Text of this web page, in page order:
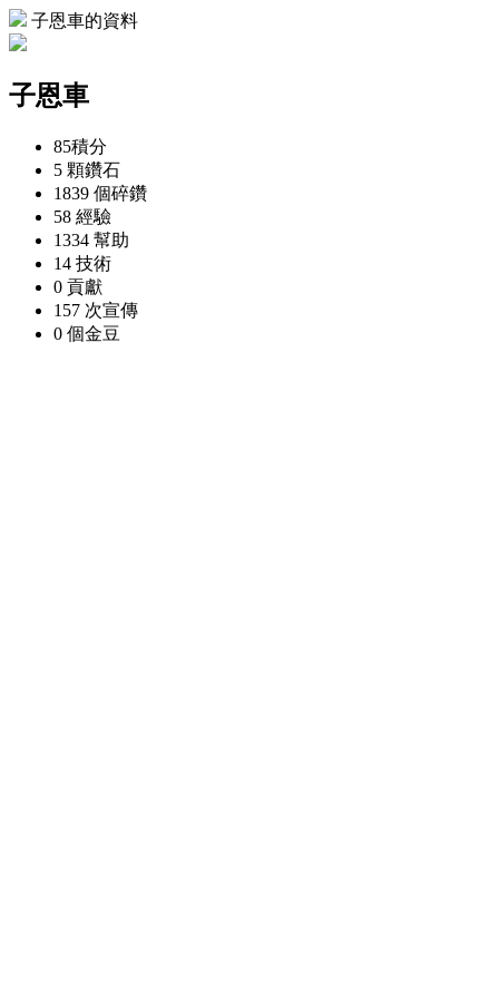
子恩車的資料
子恩車
85積分
5 顆鑽石
1839 個碎鑽
58 經驗
1334 幫助
14 技術
0 貢獻
157 次宣傳
0 個金豆